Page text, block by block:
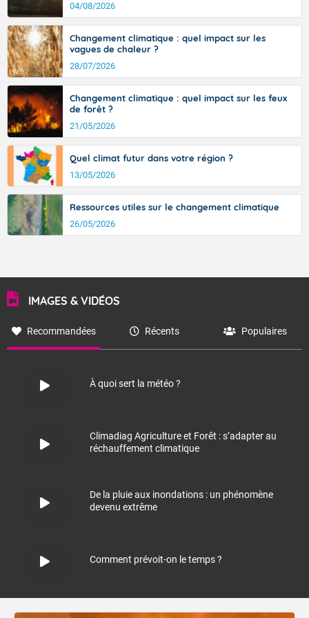
d’où provient ce vent.
04/08/2026
Changement climatique : quel impact sur les
vagues de chaleur ?
28/07/2026
Changement climatique : quel impact sur les feux
de forêt ?
21/05/2026
Quel climat futur dans votre région ?
13/05/2026
Ressources utiles sur le changement climatique
26/05/2026
IMAGES & VIDÉOS
Recommandées Récents Populaires
À quoi sert la météo ?
Climadiag Agriculture et Forêt : s’adapter au
réchauffement climatique
De la pluie aux inondations : un phénomène
devenu extrême
Comment prévoit-on le temps ?